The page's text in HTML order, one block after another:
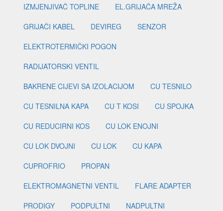
IZMJENJIVAČ TOPLINE
EL.GRIJAČA MREŽA
GRIJAČI KABEL
DEVIREG
SENZOR
ELEKTROTERMIČKI POGON
RADIJATORSKI VENTIL
BAKRENE CIJEVI SA IZOLACIJOM
CU TESNILO
CU TESNILNA KAPA
CU T KOSI
CU SPOJKA
CU REDUCIRNI KOS
CU LOK ENOJNI
CU LOK DVOJNI
CU LOK
CU KAPA
CUPROFRIO
PROPAN
ELEKTROMAGNETNI VENTIL
FLARE ADAPTER
PRODIGY
PODPULTNI
NADPULTNI